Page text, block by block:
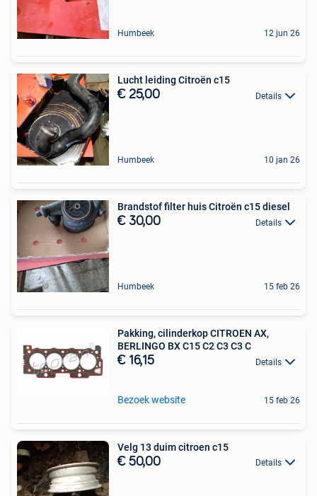
Humbeek 12 jun 26
Lucht leiding Citroën c15
€ 25,00 Details
Humbeek 10 jan 26
Brandstof filter huis Citroën c15 diesel
€ 30,00 Details
Humbeek 15 feb 26
Pakking, cilinderkop CITROEN AX,
BERLINGO BX C15 C2 C3 C3 C
€ 16,15 Details
Bezoek website 15 feb 26
Velg 13 duim citroen c15
€ 50,00 Details